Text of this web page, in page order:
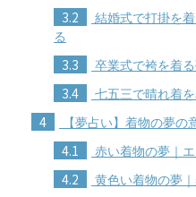
3.2
結婚式で打掛を
る
3.3 卒業式で袴を着
3.4 七五三で晴れ着
4 【夢占い】着物の夢の
4.1 赤い着物の夢｜
4.2 黄色い着物の夢